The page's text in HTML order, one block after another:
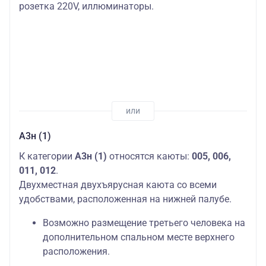
розетка 220V, иллюминаторы.
А3н (1)
К категории А3н (1) относятся каюты: 005, 006,
011, 012.
Двухместная двухъярусная каюта со всеми
удобствами, расположенная на нижней палубе.
Возможно размещение третьего человека на
дополнительном спальном месте верхнего
расположения.